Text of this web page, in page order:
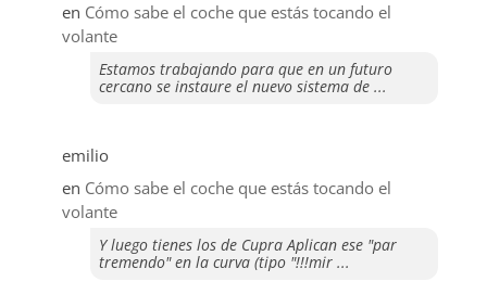
en ​Cómo sabe el coche que estás tocando el
volante
Estamos trabajando para que en un futuro
cercano se instaure el nuevo sistema de ...
emilio
en ​Cómo sabe el coche que estás tocando el
volante
Y luego tienes los de Cupra Aplican ese "par
tremendo" en la curva (tipo "!!!mir ...